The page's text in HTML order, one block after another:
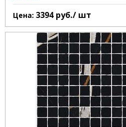
Цена: 3394 руб./ шт